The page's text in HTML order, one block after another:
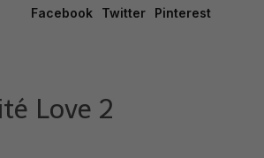
Facebook
Twitter Pinterest
Love 2